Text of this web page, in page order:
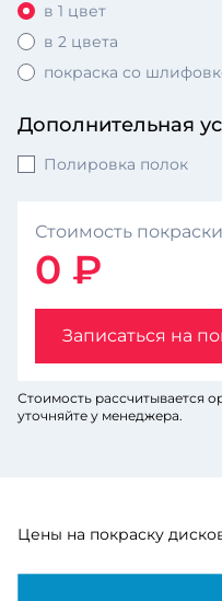
в 1 цвет
в 2 цвета
покраска со
Дополнительная
Полировка полок
Стоимость
0 ₽
Записаться на
Стоимость рассчитывается
уточняйте у менеджера.
Цены на покраску